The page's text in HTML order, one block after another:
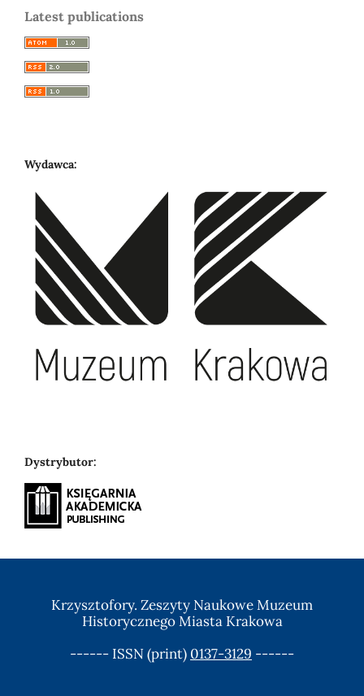
Latest publications
Wydawca:
Dystrybutor:
Krzysztofory. Zeszyty Naukowe Muzeum
Historycznego Miasta Krakowa
------ ISSN (print) 0137-3129 ------